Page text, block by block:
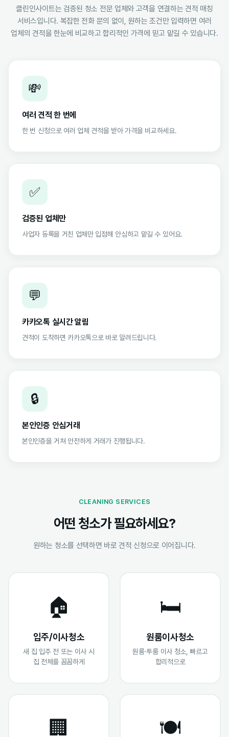
클린인사이트는 검증된 청소 전문 업체와 고객을 연결하는 견적 매칭
서비스입니다. 복잡한 전화 문의 없이, 원하는 조건만 입력하면 여러
업체의 견적을 한눈에 비교하고 합리적인 가격에 믿고 맡길 수 있습니다.
💸
여러 견적 한 번에
한 번 신청으로 여러 업체 견적을 받아 가격을 비교하세요.
✅
검증된 업체만
사업자 등록을 거친 업체만 입점해 안심하고 맡길 수 있어요.
💬
카카오톡 실시간 알림
견적이 도착하면 카카오톡으로 바로 알려드립니다.
🔒
본인인증 안심거래
본인인증을 거쳐 안전하게 거래가 진행됩니다.
CLEANING SERVICES
어떤 청소가 필요하세요?
원하는 청소를 선택하면 바로 견적 신청으로 이어집니다.
🏠
입주/이사청소
새 집 입주 전 또는 이사 시
집 전체를 꼼꼼하게
🛏️
원룸이사청소
원룸·투룸 이사 청소, 빠르고
합리적으로
🏢 🍽️